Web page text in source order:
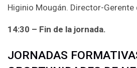
Higinio Mougán. Director-Gerente
14:30 – Fin de la jornada.
JORNADAS